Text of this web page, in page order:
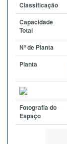
Classificação
Capacidade
Total
Nº de Planta
Planta
Fotografia do
Espaço